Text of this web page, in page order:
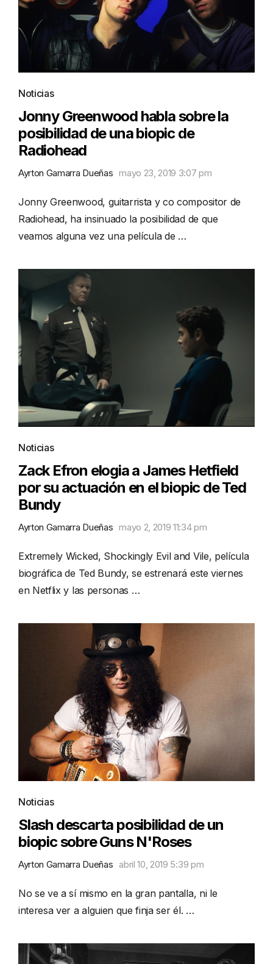
Noticias
Jonny Greenwood habla sobre la
posibilidad de una biopic de
Radiohead
Ayrton Gamarra Dueñas mayo 23, 2019 3:07 pm
Jonny Greenwood, guitarrista y co compositor de
Radiohead, ha insinuado la posibilidad de que
veamos alguna vez una película de …
Noticias
Zack Efron elogia a James Hetfield
por su actuación en el biopic de Ted
Bundy
Ayrton Gamarra Dueñas mayo 2, 2019 11:34 pm
Extremely Wicked, Shockingly Evil and Vile, película
biográfica de Ted Bundy, se estrenará este viernes
en Netflix y las personas …
Noticias
Slash descarta posibilidad de un
biopic sobre Guns N'Roses
Ayrton Gamarra Dueñas abril 10, 2019 5:39 pm
No se ve a sí mismo en la gran pantalla, ni le
interesa ver a alguien que finja ser él. …